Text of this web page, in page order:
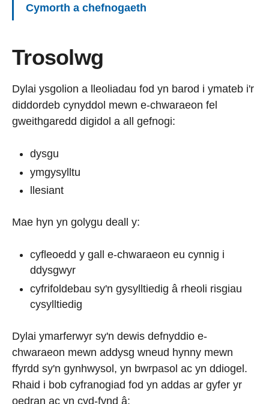
Cymorth a chefnogaeth
Trosolwg
Dylai ysgolion a lleoliadau fod yn barod i ymateb i'r
diddordeb cynyddol mewn e-chwaraeon fel
gweithgaredd digidol a all gefnogi:
dysgu
ymgysylltu
llesiant
Mae hyn yn golygu deall y:
cyfleoedd y gall e-chwaraeon eu cynnig i
ddysgwyr
cyfrifoldebau sy'n gysylltiedig â rheoli risgiau
cysylltiedig
Dylai ymarferwyr sy'n dewis defnyddio e-
chwaraeon mewn addysg wneud hynny mewn
ffyrdd sy'n gynhwysol, yn bwrpasol ac yn ddiogel.
Rhaid i bob cyfranogiad fod yn addas ar gyfer yr
oedran ac yn cyd-fynd â: